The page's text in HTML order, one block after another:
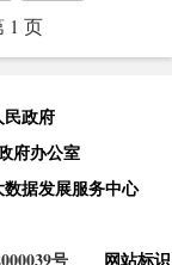
1 页
政府
府办公室
据发展服务中心
号 网站标识